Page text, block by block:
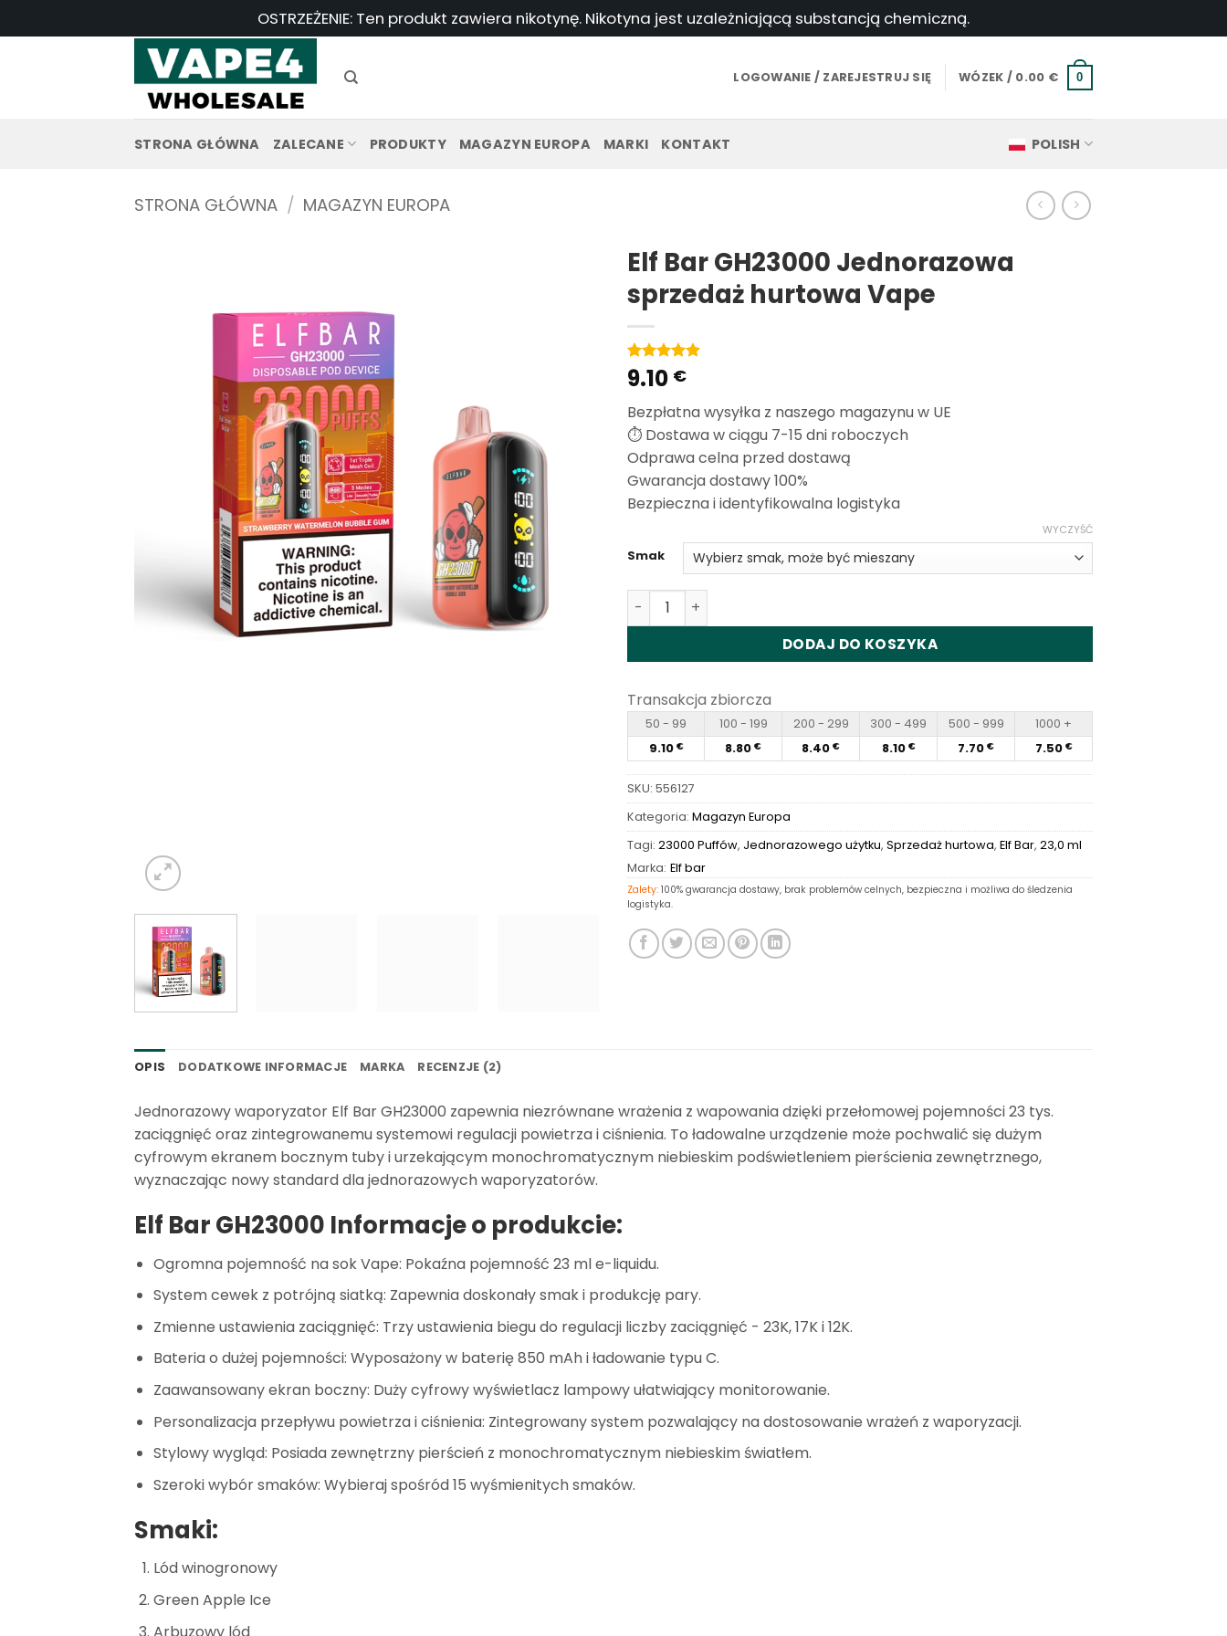
do
OSTRZEŻENIE: Ten produkt zawiera nikotynę. Nikotyna jest uzależniającą substancją chemiczną.
LOGOWANIE / ZAREJESTRUJ SIĘ WÓZEK / 0.00 € 0
STRONA GŁÓWNA ZALECANE PRODUKTY MAGAZYN EUROPA MARKI KONTAKT POLISH
STRONA GŁÓWNA / MAGAZYN EUROPA
Elf Bar GH23000 Jednorazowa
sprzedaż hurtowa Vape
Ocena 5na
5 w
2
ocen
klientów
9.10 €
Bezpłatna wysyłka z naszego magazynu w UE
⏱️ Dostawa w ciągu 7-15 dni roboczych
Odprawa celna przed dostawą
Gwarancja dostawy 100%
Bezpieczna i identyfikowalna logistyka
Smak
WYCZYŚĆ
Ilość Elf Bar GH23000 Disposable Vape Wholesale
DODAJ DO KOSZYKA
Transakcja zbiorcza
50 - 99 100 - 199 200 - 299 300 - 499 500 - 999
1000 +
9.10 € 8.80 € 8.40 € 8.10 € 7.70 € 7.50 €
SKU: 556127
Kategoria: Magazyn Europa
Tagi: 23000 Puffów, Jednorazowego użytku, Sprzedaż hurtowa, Elf Bar, 23,0 ml
Marka: Elf bar
Zalety: 100% gwarancja dostawy, brak problemów celnych, bezpieczna i możliwa do śledzenia
logistyka.
OPIS DODATKOWE INFORMACJE MARKA RECENZJE (2)
Jednorazowy waporyzator Elf Bar GH23000 zapewnia niezrównane wrażenia z wapowania dzięki przełomowej pojemności 23 tys.
zaciągnięć oraz zintegrowanemu systemowi regulacji powietrza i ciśnienia. To ładowalne urządzenie może pochwalić się dużym
cyfrowym ekranem bocznym tuby i urzekającym monochromatycznym niebieskim podświetleniem pierścienia zewnętrznego,
wyznaczając nowy standard dla jednorazowych waporyzatorów.
Elf Bar GH23000 Informacje o produkcie:
Ogromna pojemność na sok Vape: Pokaźna pojemność 23 ml e-liquidu.
System cewek z potrójną siatką: Zapewnia doskonały smak i produkcję pary.
Zmienne ustawienia zaciągnięć: Trzy ustawienia biegu do regulacji liczby zaciągnięć - 23K, 17K i 12K.
Bateria o dużej pojemności: Wyposażony w baterię 850 mAh i ładowanie typu C.
Zaawansowany ekran boczny: Duży cyfrowy wyświetlacz lampowy ułatwiający monitorowanie.
Personalizacja przepływu powietrza i ciśnienia: Zintegrowany system pozwalający na dostosowanie wrażeń z waporyzacji.
Stylowy wygląd: Posiada zewnętrzny pierścień z monochromatycznym niebieskim światłem.
Szeroki wybór smaków: Wybieraj spośród 15 wyśmienitych smaków.
Smaki:
Lód winogronowy
Green Apple Ice
Arbuzowy lód